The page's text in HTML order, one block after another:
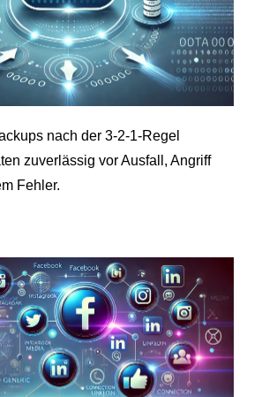
nach der 3-2-1-Regel
zuverlässig vor Ausfall, Angriff
Fehler.